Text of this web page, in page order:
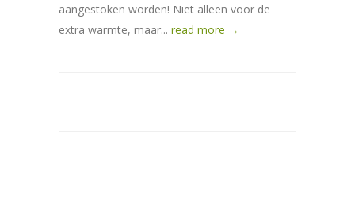
aangestoken worden! Niet alleen voor de
extra warmte, maar... read more →